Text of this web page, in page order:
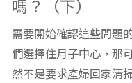
建
議
哪
些
知
嗎？（下）
需要開始確認這些問題
們選擇住月子中心，那
然不是要求產婦回家清